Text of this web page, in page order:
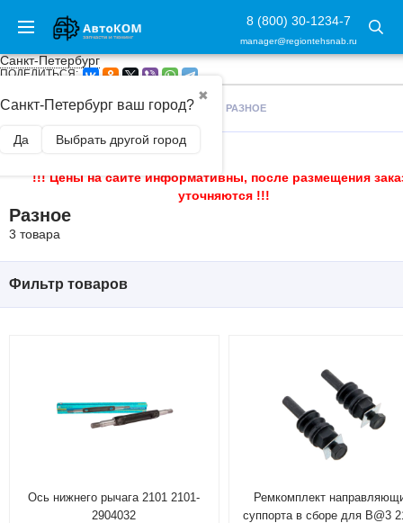
8 (800) 30-1234-7
manager@regiontehsnab.ru
Санкт-Петербург
✖
Санкт-Петербург ваш город?
Да Выбрать другой город
ПОДЕЛИТЬСЯ:
ГЛАВНАЯ / ЗАПЧАСТИ / ХОДОВАЯ РАЗНОЕ
!!! Цены на сайте информативны, после размещения
уточняются !!!
Разное
3 товара
Фильтр товаров
Ось нижнего рычага 2101 2101-
2904032
Ремкомплект
суппорта в сборе для B@3